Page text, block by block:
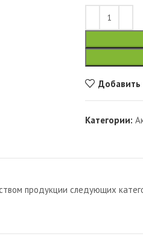
Добавить
Категории:
продукции следующих